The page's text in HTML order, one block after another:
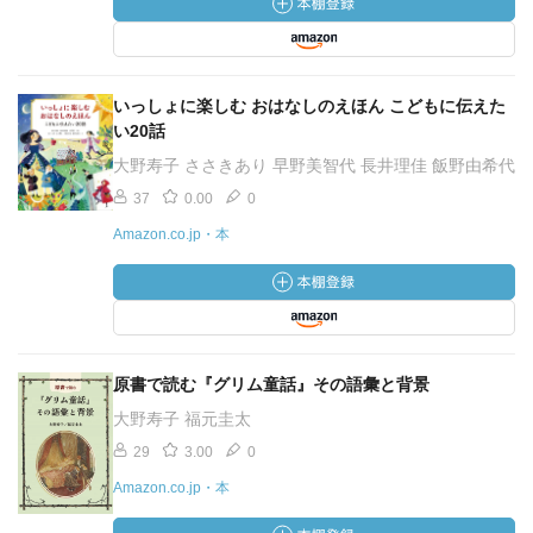
いっしょに楽しむ おはなしのえほん こどもに伝えた
い20話
大野寿子 ささきあり 早野美智代 長井理佳 飯野由希代
37 0.00 0
Amazon.co.jp・本
原書で読む『グリム童話』その語彙と背景
大野寿子 福元圭太
29 3.00 0
Amazon.co.jp・本